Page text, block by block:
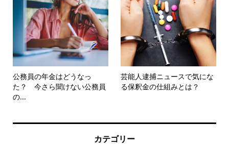
公務員の年金はどうなっ
た？ 今さら聞けない公務員
の...
芸能人逮捕ニュースで気にな
る保釈金の仕組みとは？
カテゴリー